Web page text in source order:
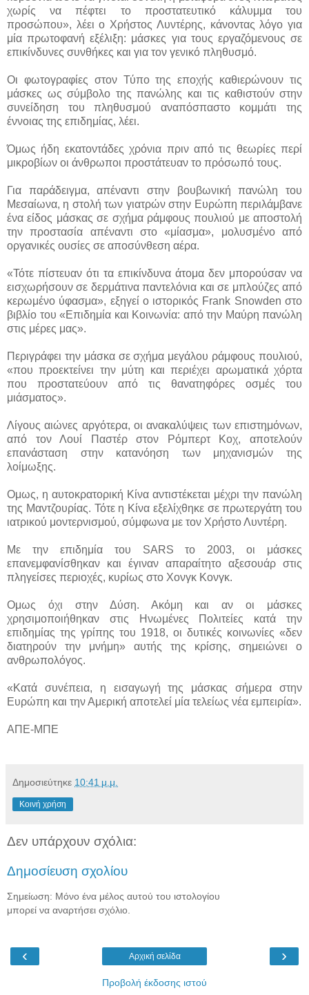
χωρίς να πέφτει το προστατευτικό κάλυμμα του
προσώπου», λέει ο Χρήστος Λυντέρης, κάνοντας λόγο για
μία πρωτοφανή εξέλιξη: μάσκες για τους εργαζόμενους σε
επικίνδυνες συνθήκες και για τον γενικό πληθυσμό.
Οι φωτογραφίες στον Τύπο της εποχής καθιερώνουν τις
μάσκες ως σύμβολο της πανώλης και τις καθιστούν στην
συνείδηση του πληθυσμού αναπόσπαστο κομμάτι της
έννοιας της επιδημίας, λέει.
Όμως ήδη εκατοντάδες χρόνια πριν από τις θεωρίες περί
μικροβίων οι άνθρωποι προστάτευαν το πρόσωπό τους.
Για παράδειγμα, απέναντι στην βουβωνική πανώλη του
Μεσαίωνα, η στολή των γιατρών στην Ευρώπη περιλάμβανε
ένα είδος μάσκας σε σχήμα ράμφους πουλιού με αποστολή
την προστασία απέναντι στο «μίασμα», μολυσμένο από
οργανικές ουσίες σε αποσύνθεση αέρα.
«Τότε πίστευαν ότι τα επικίνδυνα άτομα δεν μπορούσαν να
εισχωρήσουν σε δερμάτινα παντελόνια και σε μπλούζες από
κερωμένο ύφασμα», εξηγεί ο ιστορικός Frank Snowden στο
βιβλίο του «Επιδημία και Κοινωνία: από την Μαύρη πανώλη
στις μέρες μας».
Περιγράφει την μάσκα σε σχήμα μεγάλου ράμφους πουλιού,
«που προεκτείνει την μύτη και περιέχει αρωματικά χόρτα
που προστατεύουν από τις θανατηφόρες οσμές του
μιάσματος».
Λίγους αιώνες αργότερα, οι ανακαλύψεις των επιστημόνων,
από τον Λουί Παστέρ στον Ρόμπερτ Κοχ, αποτελούν
επανάσταση στην κατανόηση των μηχανισμών της
λοίμωξης.
Ομως, η αυτοκρατορική Κίνα αντιστέκεται μέχρι την πανώλη
της Μαντζουρίας. Τότε η Κίνα εξελίχθηκε σε πρωτεργάτη του
ιατρικού μοντερνισμού, σύμφωνα με τον Χρήστο Λυντέρη.
Με την επιδημία του SARS το 2003, οι μάσκες
επανεμφανίσθηκαν και έγιναν απαραίτητο αξεσουάρ στις
πληγείσες περιοχές, κυρίως στο Χονγκ Κονγκ.
Ομως όχι στην Δύση. Ακόμη και αν οι μάσκες
χρησιμοποιήθηκαν στις Ηνωμένες Πολιτείες κατά την
επιδημίας της γρίπης του 1918, οι δυτικές κοινωνίες «δεν
διατηρούν την μνήμη» αυτής της κρίσης, σημειώνει ο
ανθρωπολόγος.
«Κατά συνέπεια, η εισαγωγή της μάσκας σήμερα στην
Ευρώπη και την Αμερική αποτελεί μία τελείως νέα εμπειρία».
ΑΠΕ-ΜΠΕ
Δημοσιεύτηκε 10:41 μ.μ.
Κοινή χρήση
Δεν υπάρχουν σχόλια:
Δημοσίευση σχολίου
Σημείωση: Μόνο ένα μέλος αυτού του ιστολογίου
μπορεί να αναρτήσει σχόλιο.
‹ ›
Αρχική σελίδα
Προβολή έκδοσης ιστού